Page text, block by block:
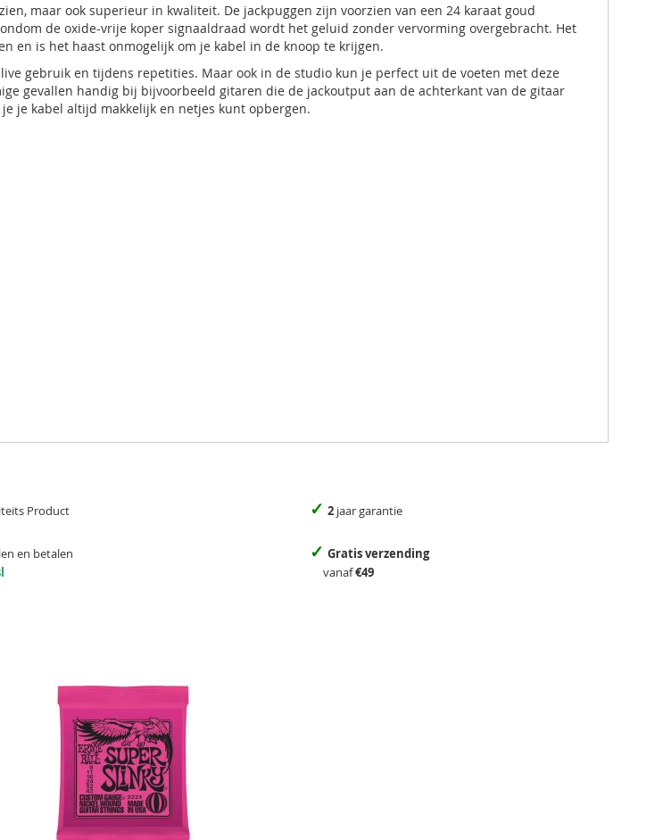
maar ook superieur in kwaliteit. De jackpuggen zijn voorzien van een 24 karaat goud
de oxide-vrije koper signaaldraad wordt het geluid zonder vervorming overgebracht. Het
en is het haast onmogelijk om je kabel in de knoop te krijgen.
gebruik en tijdens repetities. Maar ook in de studio kun je perfect uit de voeten met deze
gevallen handig bij bijvoorbeeld gitaren die de jackoutput aan de achterkant van de gitaar
je kabel altijd makkelijk en netjes kunt opbergen.
Product ✓ 2 jaar garantie
en betalen
✓ Gratis verzending
vanaf€49